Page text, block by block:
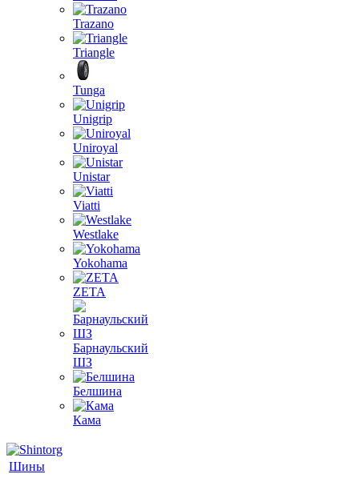
Trazano
Triangle
Tunga
Unigrip
Uniroyal
Unistar
Viatti
Westlake
Yokohama
ZETA
Барнаульский
ШЗ
Белшина
Кама
Шины